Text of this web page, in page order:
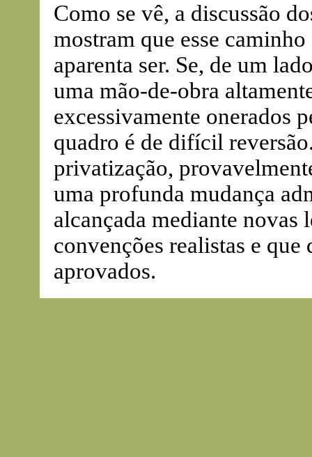
Como se vê, a discussão
mostram que esse
aparenta ser. Se, de um
uma mão-de-obra
excessivamente onerados
quadro é de difícil
privatização,
uma profunda mudança
alcançada mediante novas
convenções realistas e
aprovados.